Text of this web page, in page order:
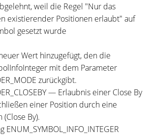
weil die Regel "Nur das
existierender Positionen erlaubt" auf
gesetzt wurde
Wert hinzugefügt, den die
mit dem Parameter
zurückgibt.
— Erlaubnis einer Close By
einer Position durch eine
By).
ENUM_SYMBOL_INFO_INTEGER